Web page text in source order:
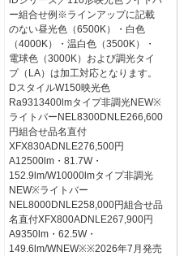
ー組合せ例※ラインアップに記載
のない昼光色（6500K）・白色
（4000K）・温白色（3500K）・
電球色（3000K）および調光タイ
プ（LA）は加工対応となります。
DスタイルW150映光色
Ra9313400lmタイプ非調光NEW※
ライトバーNEL8300DNLE266,600
円組合せ品名直付
XFX830ADNLE276,500円
A12500lm・81.7W・
152.9lm/W10000lmタイプ非調光
NEW※ライトバー
NEL8000DNLE258,000円組合せ品
名直付XFX800ADNLE267,900円
A9350lm・62.5W・
149.6lm/WNEW※※2026年7月発売